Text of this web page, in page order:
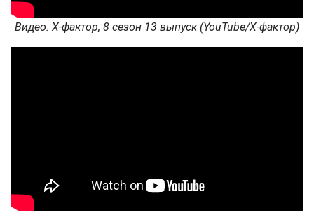
Видео: Х-фактор, 8 сезон 13 выпуск (YouTube/Х-фактор)